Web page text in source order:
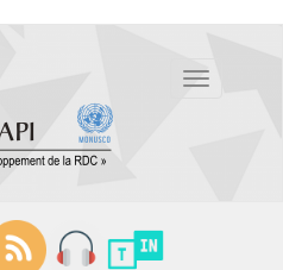
Toggle